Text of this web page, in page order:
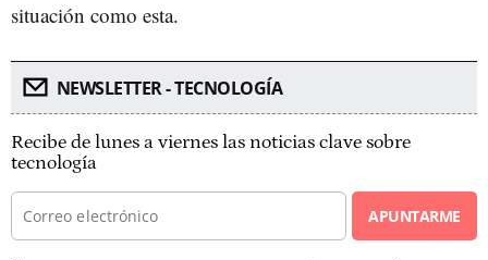
situación como esta.
NEWSLETTER - TECNOLOGÍA
Recibe de lunes a viernes las noticias clave sobre
tecnología
APUNTARME